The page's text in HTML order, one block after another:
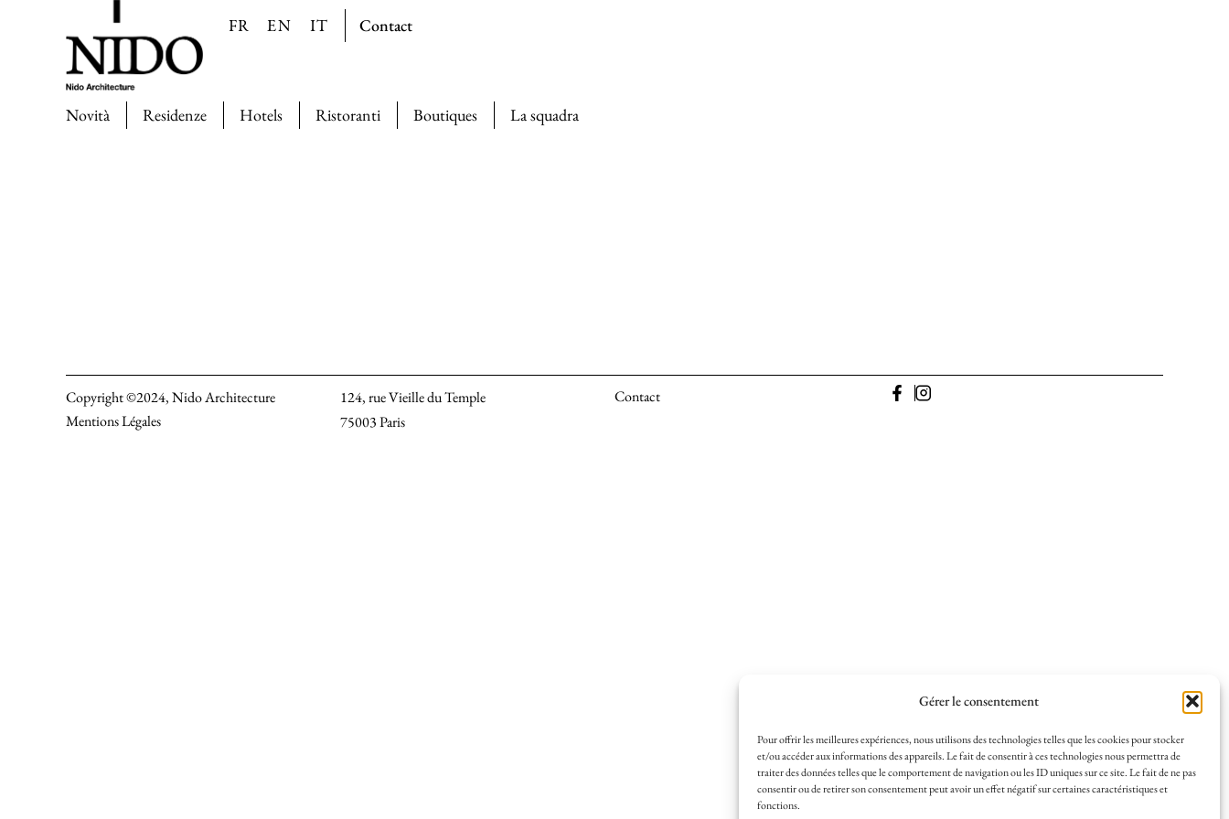
Gérer le consentement
Pour offrir les meilleures expériences, nous utilisons des technologies telles que les cookies pour stocker
et/ou accéder aux informations des appareils. Le fait de consentir à ces technologies nous permettra de
traiter des données telles que le comportement de navigation ou les ID uniques sur ce site. Le fait de ne pas
consentir ou de retirer son consentement peut avoir un effet négatif sur certaines caractéristiques et
fonctions.
FR EN IT Contact
Novità Residenze Hotels Ristoranti Boutiques La squadra
Copyright ©2024, Nido Architecture
Mentions Légales
124, rue Vieille du Temple
75003 Paris
Contact